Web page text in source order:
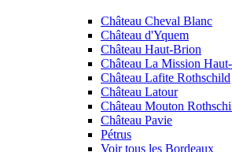
Château Cheval Blanc
Château d'Yquem
Château Haut-Brion
Château La Mission
Château Lafite Rothschild
Château Latour
Château Mouton
Château Pavie
Pétrus
Voir tous les Bordeaux